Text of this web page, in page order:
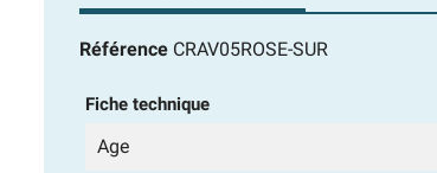
Référence CRAV05ROSE-SUR
Fiche technique
Age